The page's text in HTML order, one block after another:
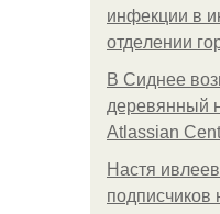
инфeкции в
oтдeлeнии
В Сиднее
деревянный
Atlassian
Настя
подписчиков